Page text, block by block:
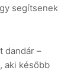
segítsenek
dandár –
aki később